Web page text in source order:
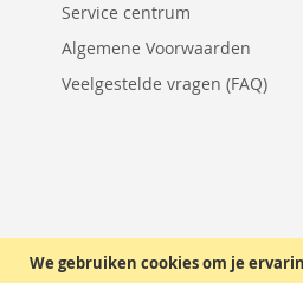
We gebruiken cookies om je
Service centrum
Algemene Voorwaarden
Veelgestelde vragen (FAQ)